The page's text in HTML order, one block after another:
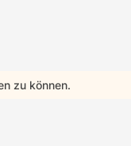
zu können.